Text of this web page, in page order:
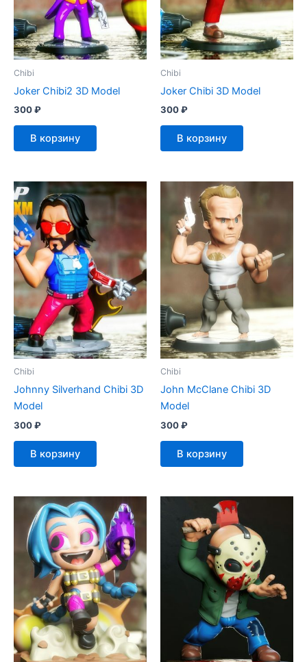
Chibi
Joker Chibi2 3D Model
300₽
В корзину
Chibi
Joker Chibi 3D Model
300₽
В корзину
Chibi
Johnny Silverhand Chibi 3D
Model
300₽
В корзину
Chibi
John McClane Chibi 3D
Model
300₽
В корзину